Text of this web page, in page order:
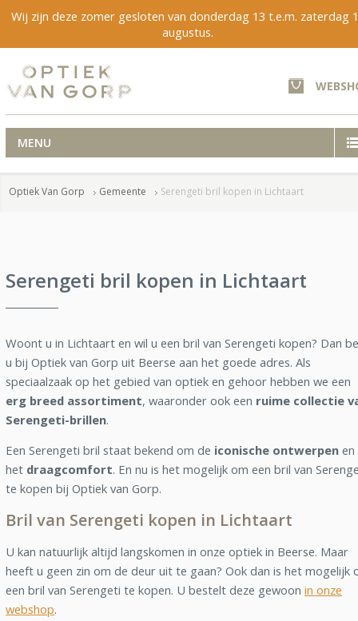
Wij zijn deze zomer gesloten van donderdag 13 t.e.m. zaterdag
augustus.
MENU
Optiek Van Gorp Gemeente Serengeti bril kopen in Lichtaart
Serengeti bril kopen in Lichtaart
Woont u in Lichtaart en wil u een bril van Serengeti kopen? Dan
u bij Optiek van Gorp uit Beerse aan het goede adres. Als
speciaalzaak op het gebied van optiek en gehoor hebben we een
erg breed assortiment, waaronder ook een ruime collectie
Serengeti-brillen.
Een Serengeti bril staat bekend om de iconische ontwerpen en
het draagcomfort. En nu is het mogelijk om een bril van
te kopen bij Optiek van Gorp.
Bril van Serengeti kopen in Lichtaart
U kan natuurlijk altijd langskomen in onze optiek in Beerse. Maar
heeft u geen zin om de deur uit te gaan? Ook dan is het mogelijk
een bril van Serengeti te kopen. U bestelt deze gewoon in onze
webshop.